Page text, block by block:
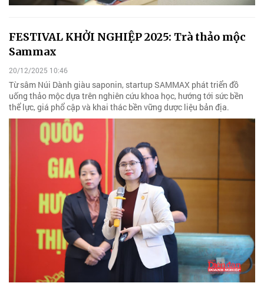
FESTIVAL KHỞI NGHIỆP 2025: Trà thảo mộc
Sammax
20/12/2025 10:46
Từ sâm Núi Dành giàu saponin, startup SAMMAX phát triển đồ
uống thảo mộc dựa trên nghiên cứu khoa học, hướng tới sức bền
thể lực, giá phổ cập và khai thác bền vững dược liệu bản địa.